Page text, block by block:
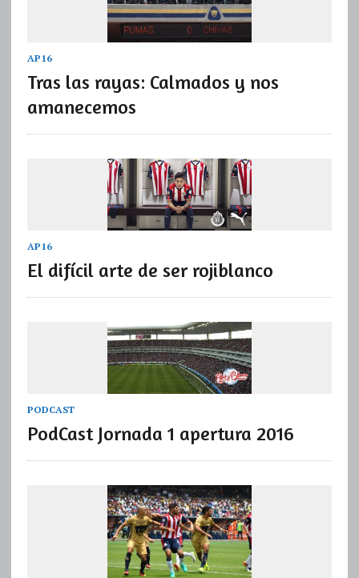
AP16
Tras las rayas: Calmados y nos
amanecemos
AP16
El difícil arte de ser rojiblanco
PODCAST
PodCast Jornada 1 apertura 2016